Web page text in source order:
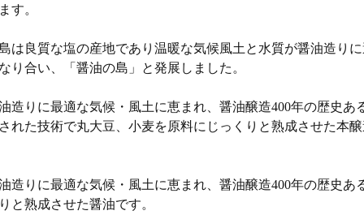
す。
は良質な塩の産地であり温暖な気候風土と水質が醤油造り
り合い、「醤油の島」と発展しました。
造りに最適な気候・風土に恵まれ、醤油醸造400年の歴史
れた技術で丸大豆、小麦を原料にじっくりと熟成させた本醸
造りに最適な気候・風土に恵まれ、醤油醸造400年の歴史あ
と熟成させた醤油です。